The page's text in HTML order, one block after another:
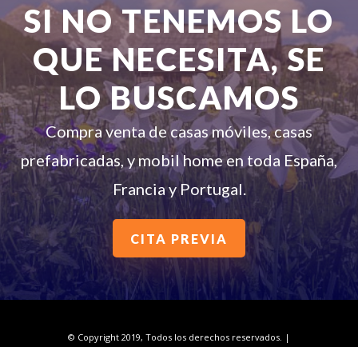
SI NO TENEMOS LO
QUE NECESITA, SE
LO BUSCAMOS
Compra venta de casas móviles, casas
prefabricadas, y mobil home en toda España,
Francia y Portugal.
CITA PREVIA
© Copyright 2019, Todos los derechos reservados. |